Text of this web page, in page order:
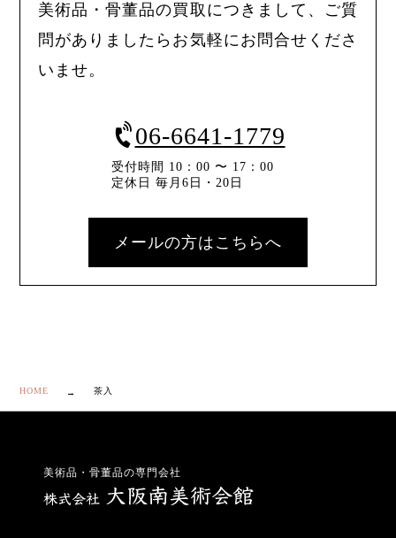
美術品・骨董品の買取につきまして、ご質
問がありましたらお気軽にお問合せくださ
いませ。
06-6641-1779
受付時間 10：00 〜 17：00
定休日 毎月6日・20日
メールの方はこちらへ
HOME 茶入
美術品・骨董品の専門会社